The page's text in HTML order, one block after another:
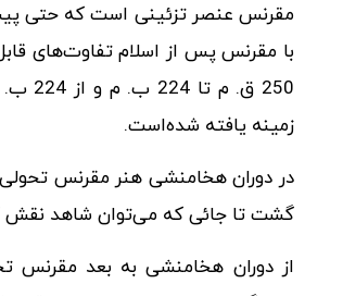
مقرنس عنصر تزئینی است که حتی پیش
زمینه یافته شده‌است.
در دوران هخامنشی هنر مقرنس تحولی
گشت تا جائی که می‌توان شاهد نقش
از دوران هخامنشی به بعد مقرنس